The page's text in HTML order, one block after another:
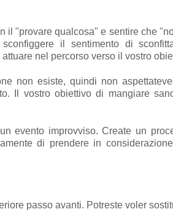
il "provare qualcosa" e sentire che
il sentimento di
nel percorso verso il vostro
non esiste, quindi non
Il vostro obiettivo di mangiare
evento improvviso. Create un
di prendere in
passo avanti. Potreste voler